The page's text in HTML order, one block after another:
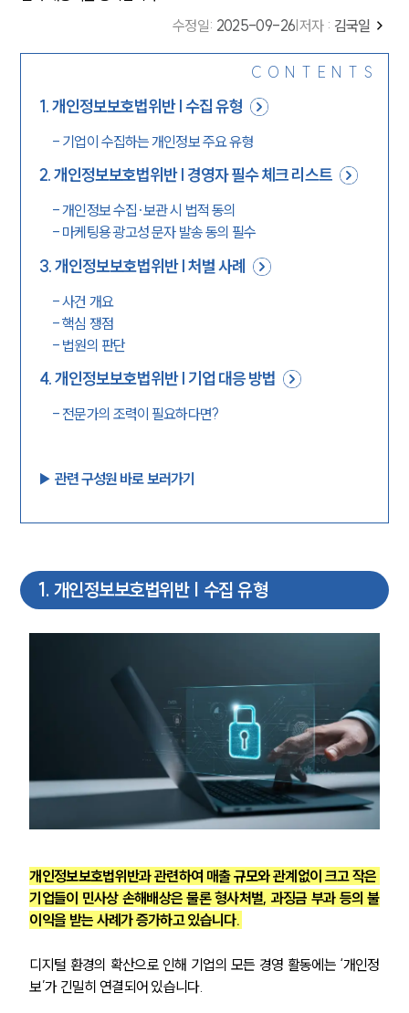
수정일: 2025-09-26 저자 : 김국일
CONTENTS
1.개인정보보호법위반 | 수집 유형
- 기업이 수집하는 개인정보 주요 유형
2.개인정보보호법위반 | 경영자 필수 체크 리스트
-개인정보 수집·보관 시 법적 동의
- 마케팅용 광고성 문자 발송 동의 필수
3.개인정보보호법위반 | 처벌 사례
-사건 개요
-핵심 쟁점
- 법원의 판단
4.개인정보보호법위반 | 기업 대응 방법
- 전문가의 조력이 필요하다면?
▶︎ 관련 구성원 바로 보러가기
1. 개인정보보호법위반 | 수집 유형
개인정보보호법위반과 관련하여 매출 규모와 관계없이 크고 작은
기업들이 민사상 손해배상은 물론 형사처벌, 과징금 부과 등의 불
이익을 받는 사례가 증가하고 있습니다.
디지털 환경의 확산으로 인해 기업의 모든 경영 활동에는 ‘개인정
보’가 긴밀히 연결되어 있습니다.